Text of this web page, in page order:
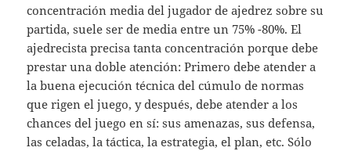
concentración media del jugador de ajedrez sobre su
partida, suele ser de media entre un 75% -80%. El
ajedrecista precisa tanta concentración porque debe
prestar una doble atención: Primero debe atender a
la buena ejecución técnica del cúmulo de normas
que rigen el juego, y después, debe atender a los
chances del juego en sí: sus amenazas, sus defensa,
las celadas, la táctica, la estrategia, el plan, etc. Sólo